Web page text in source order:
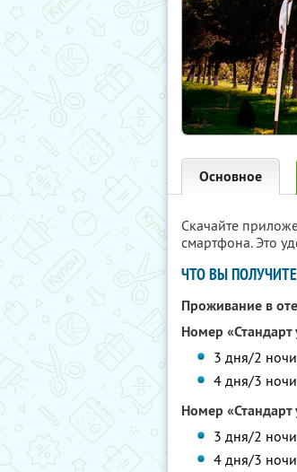
Основное
Скачайте
смартфона. Это
ЧТО ВЫ
Проживание в
Номер
3 дня/2
4 дня/3
Номер
3 дня/2
4 дня/3